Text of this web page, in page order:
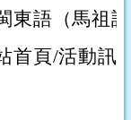
東語（馬祖
首頁/活動訊